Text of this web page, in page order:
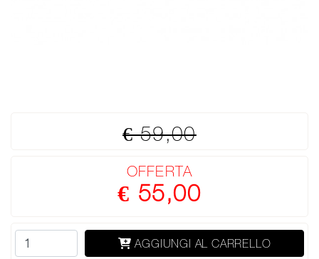
€ 59,00
OFFERTA
€ 55,00
AGGIUNGI AL CARRELLO